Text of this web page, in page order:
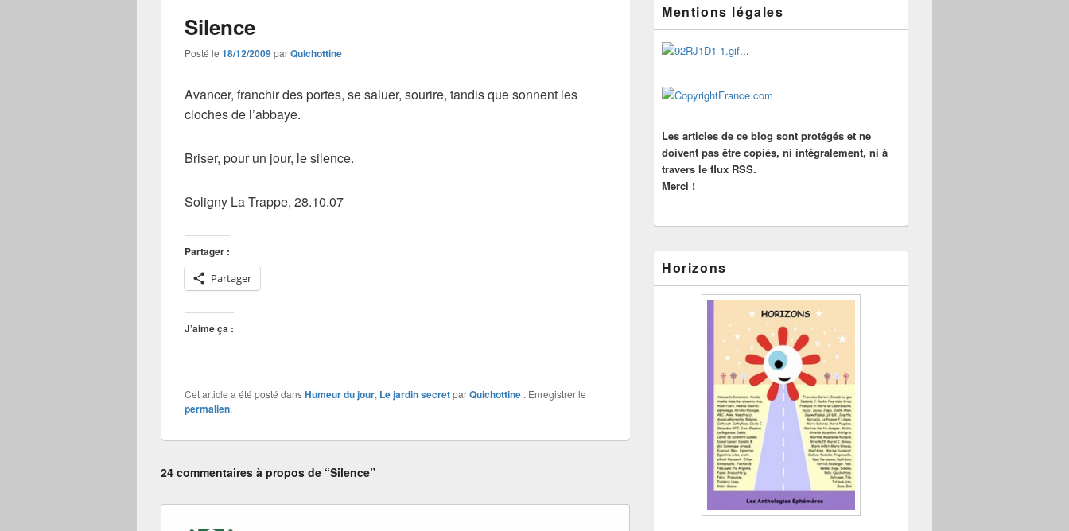
Silence
Posté le 18/12/2009parQuichottine
Avancer, franchir des portes, se saluer, sourire, tandis que sonnent les
cloches de l’abbaye.
Briser, pour un jour, le silence.
Soligny La Trappe, 28.10.07
Partager :
Partager
J’aime ça :
Cet article a été posté dansHumeur du jour, Le jardin secretparQuichottine . Enregistrer le
permalien.
24 commentaires à propos de “Silence”
principale
de
widget
pour
barre
latérale
Mentions légales
...
Les articles de ce blog sont protégés et ne
doivent pas être copiés, ni intégralement, ni à
travers le flux RSS.
Merci !
Horizons